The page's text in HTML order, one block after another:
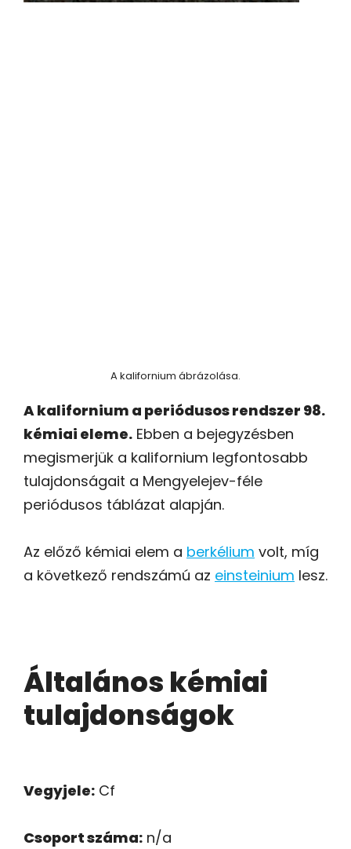
A kalifornium ábrázolása.
A kalifornium a periódusos rendszer 98.
kémiai eleme. Ebben a bejegyzésben
megismerjük a kalifornium legfontosabb
tulajdonságait a Mengyelejev-féle
periódusos táblázat alapján.
Az előző kémiai elem a berkélium volt, míg
a következő rendszámú az einsteinium lesz.
Általános kémiai
tulajdonságok
Vegyjele: Cf
Csoport száma: n/a